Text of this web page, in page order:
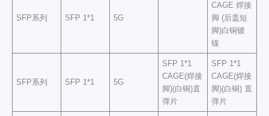
SFP系列 SFP 1*1 5G
CAGE 焊接
脚 (后盖短
脚)白铜镀
镍
SFP系列 SFP 1*1 5G
SFP 1*1
CAGE(焊接
脚)(白铜)直
弹片
SFP 1*1
CAGE(焊接
脚)(白铜) 直
弹片